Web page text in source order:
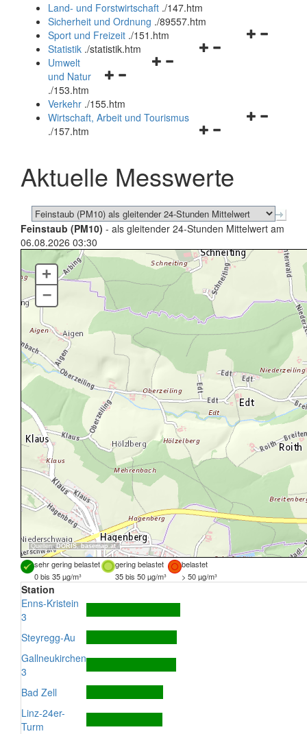
und
schließen
Land- und Forstwirtschaft ./147.htm
Sicherheit und Ordnung ./89557.htm
Navigationsmenü
Sport und Freizeit ./151.htm
Navigationsmenü
Statistik ./statistik.htm
Navigationsmenü
und
schließen
Umwelt
und Natur
./153.htm
Verkehr ./155.htm
Navigationsmenü
schließen
Wirtschaft, Arbeit und Tourismus
./157.htm
Aktuelle Messwerte
Feinstaub (PM10) - als gleitender 24-Stunden Mittelwert am
06.08.2026 03:30
Quellen: DORIS,basemap.at
+
–
sehr gering belastet gering belastet
belastet
0 bis 35 µg/m³
35 bis 50 µg/m³ > 50 µg/m³
Station
Enns-Kristein
3
Steyregg-Au
Gallneukirchen
3
Bad Zell
Linz-24er-
Turm